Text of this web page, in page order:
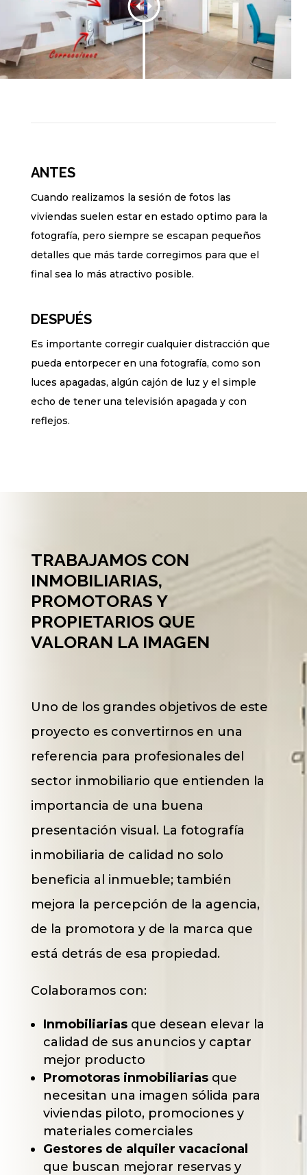
ANTES
Cuando realizamos la sesión de fotos las
viviendas suelen estar en estado optimo para la
fotografía, pero siempre se escapan pequeños
detalles que más tarde corregimos para que el
final sea lo más atractivo posible.
DESPUÉS
Es importante corregir cualquier distracción que
pueda entorpecer en una fotografía, como son
luces apagadas, algún cajón de luz y el simple
echo de tener una televisión apagada y con
reflejos.
TRABAJAMOS CON
INMOBILIARIAS,
PROMOTORAS Y
PROPIETARIOS QUE
VALORAN LA IMAGEN
Uno de los grandes objetivos de este
proyecto es convertirnos en una
referencia para profesionales del
sector inmobiliario que entienden la
importancia de una buena
presentación visual. La fotografía
inmobiliaria de calidad no solo
beneficia al inmueble; también
mejora la percepción de la agencia,
de la promotora y de la marca que
está detrás de esa propiedad.
Colaboramos con:
Inmobiliariasque desean elevar la
calidad de sus anuncios y captar
mejor producto
Promotoras inmobiliariasque
necesitan una imagen sólida para
viviendas piloto, promociones y
materiales comerciales
Gestores de alquiler vacacional
que buscan mejorar reservas y